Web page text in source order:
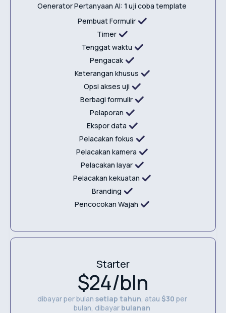
Generator Pertanyaan AI: 1uji coba template
Pembuat Formulir
Timer
Tenggat waktu
Pengacak
Keterangan khusus
Opsi akses uji
Berbagi formulir
Pelaporan
Ekspor data
Pelacakan fokus
Pelacakan kamera
Pelacakan layar
Pelacakan kekuatan
Branding
Pencocokan Wajah
Starter
$24/bln
dibayar per bulan setiap tahun, atau $30 per
bulan, dibayar bulanan